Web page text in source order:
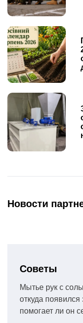
Новости
Советы
Мытье рук с
откуда
помогает ли он